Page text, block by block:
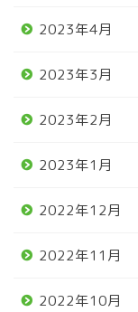
2023年4月
2023年3月
2023年2月
2023年1月
2022年12月
2022年11月
2022年10月